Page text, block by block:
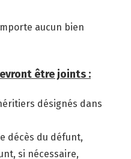
aucun bien
être joints :
désignés dans
décès du défunt,
si nécessaire,